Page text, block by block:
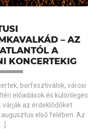
– AZ
A
KONCERTEKIG
borfesztiválok, városi
előadások és különleges
várják az érdeklődőket
első felében. Az